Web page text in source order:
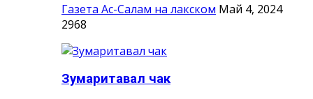
Газета Ас-Салам на лакском Май 4, 2024
2968
Зумаритавал чак